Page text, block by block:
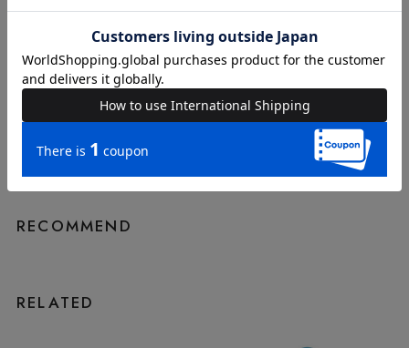
nami / 160cm / 着用サイズ
INSTAGRAM VIEW MORE
RECOMMEND
RELATED